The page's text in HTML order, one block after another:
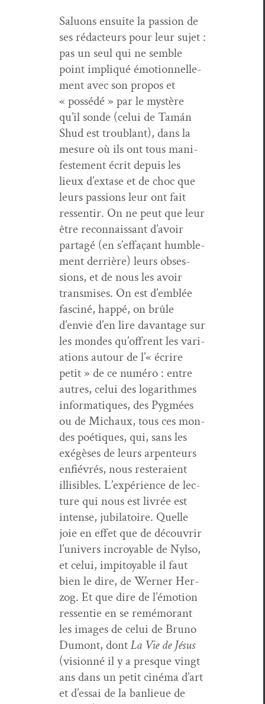
Salu­ons ensuite la pas­sion de
ses rédac­teurs pour leur sujet :
pas un seul qui ne sem­ble
point impliqué émo­tion­nelle­
ment avec son pro­pos et
« pos­sédé » par le mys­tère
qu’il sonde (celui de Tamán
Shud est trou­blant), dans la
mesure où ils ont tous man­i­
feste­ment écrit depuis les
lieux d’extase et de choc que
leurs pas­sions leur ont fait
ressen­tir. On ne peut que leur
être recon­nais­sant d’avoir
partagé (en s’effaçant hum­ble­
ment der­rière) leurs obses­
sions, et de nous les avoir
trans­mis­es. On est d’emblée
fasciné, hap­pé, on brûle
d’envie d’en lire davan­tage sur
les mon­des qu’offrent les vari­
a­tions autour de l’« écrire
petit » de ce numéro : entre
autres, celui des log­a­rithmes
infor­ma­tiques, des Pyg­mées
ou de Michaux, tous ces mon­
des poé­tiques, qui, sans les
exégès­es de leurs arpen­teurs
enfiévrés, nous resteraient
illis­i­bles. L’expérience de lec­
ture qui nous est livrée est
intense, jubi­la­toire. Quelle
joie en effet que de décou­vrir
l’univers incroy­able de Nyl­so,
et celui, impi­toy­able il faut
bien le dire, de Wern­er Her­
zog. Et que dire de l’émotion
ressen­tie en se remé­morant
les images de celui de Bruno
Dumont, dontLa Vie de Jésus
(vision­né il y a presque vingt
ans dans un petit ciné­ma d’art
et d’essai de la ban­lieue de